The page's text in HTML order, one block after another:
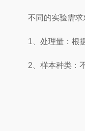
不同的实验需求对
1、处理量：根据
2、样本种类：不